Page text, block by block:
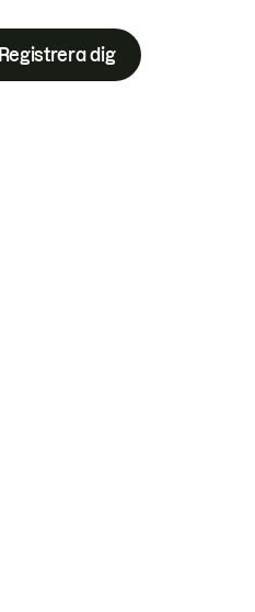
Registrera dig